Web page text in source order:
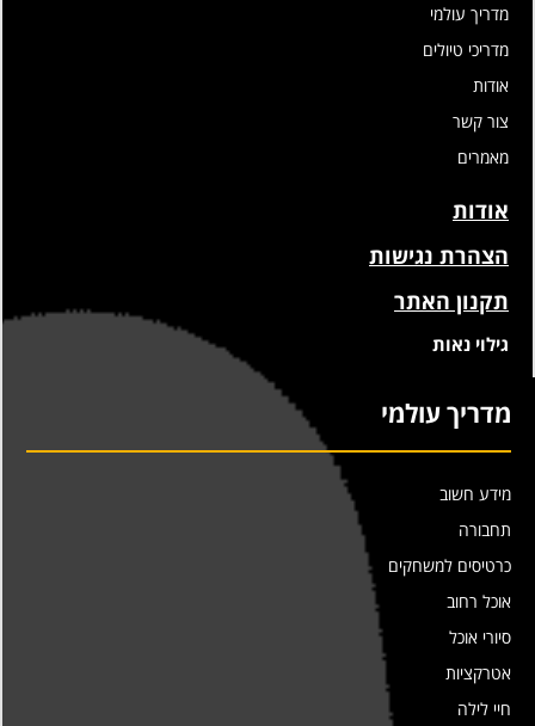
מדריך עולמי
מדריכי טיולים
אודות
צור קשר
מאמרים
אודות
הצהרת נגישות
תקנון האתר
גילוי נאות
מדריך עולמי
מידע חשוב
תחבורה
כרטיסים למשחקים
אוכל רחוב
סיורי אוכל
אטרקציות
חיי לילה